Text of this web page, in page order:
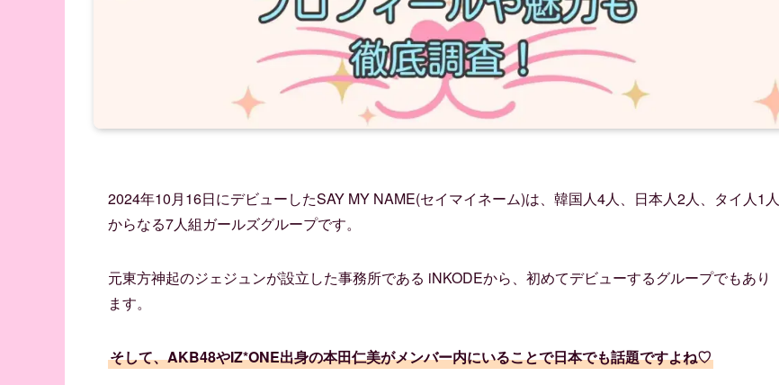
2024年10月16日にデビューしたSAY MY NAME(セイマイネーム)は、韓国人4人、日本人2人、タイ人1人
からなる7人組ガールズグループです。
元東方神起のジェジュンが設立した事務所である iNKODEから、初めてデビューするグループでもあり
ます。
そして、AKB48やIZ*ONE出身の本田仁美がメンバー内にいることで日本でも話題ですよね♡